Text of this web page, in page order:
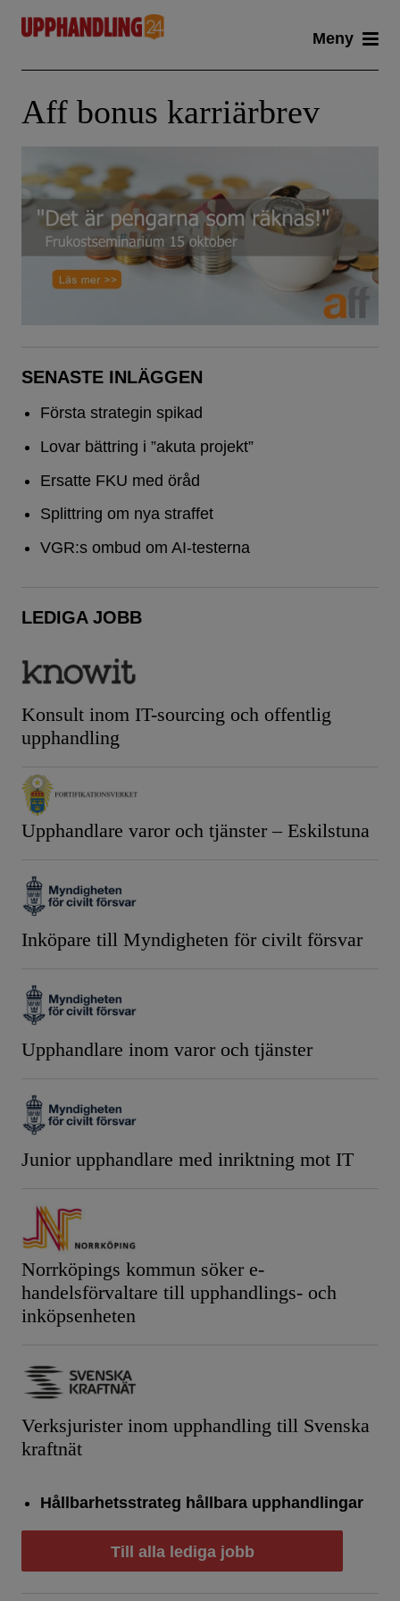
content
Meny
Aff bonus karriärbrev
SENASTE INLÄGGEN
Första strategin spikad
Lovar bättring i ”akuta projekt”
Ersatte FKU med öråd
Splittring om nya straffet
VGR:s ombud om AI-testerna
LEDIGA JOBB
Konsult inom IT-sourcing och offentlig
upphandling
Upphandlare varor och tjänster – Eskilstuna
Inköpare till Myndigheten för civilt försvar
Upphandlare inom varor och tjänster
Junior upphandlare med inriktning mot IT
Norrköpings kommun söker e-
handelsförvaltare till upphandlings- och
inköpsenheten
Verksjurister inom upphandling till Svenska
kraftnät
Hållbarhetsstrateg hållbara upphandlingar
Till alla lediga jobb